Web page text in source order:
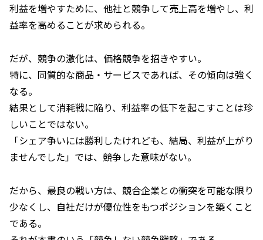
利益を増やすために、他社と競争して売上高を増やし、利
益率を高めることが求められる。
だが、競争の激化は、価格競争を招きやすい。
特に、同質的な商品・サービスであれば、その傾向は強く
なる。
結果として消耗戦に陥り、利益率の低下を起こすことは珍
しいことではない。
「シェア争いには勝利したけれども、結局、利益が上がり
ませんでした」では、競争した意味がない。
だから、最良の戦い方は、競合企業との衝突を可能な限り
少なくし、自社だけが優位性をもつポジションを築くこと
である。